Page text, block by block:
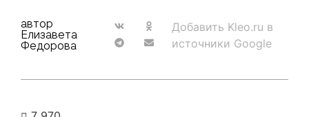
автор
Елизавета
Федорова
Добавить Kleo.ru в
источники Google